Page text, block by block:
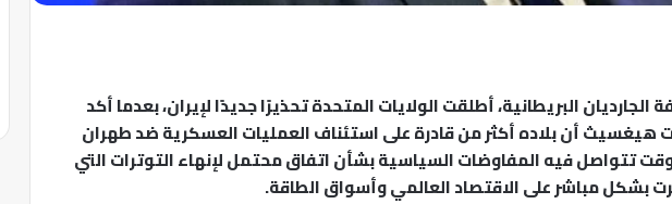
البريطانية، أطلقت الولايات المتحدة تحذيرًا جديدًا لإيران، بعدما أكد
هيغسيث أن بلاده أكثر من قادرة على استئناف العمليات العسكرية ضد طهران
تتواصل فيه المفاوضات السياسية بشأن اتفاق محتمل لإنهاء التوترات التي
بشكل مباشر على الاقتصاد العالمي وأسواق الطاقة.